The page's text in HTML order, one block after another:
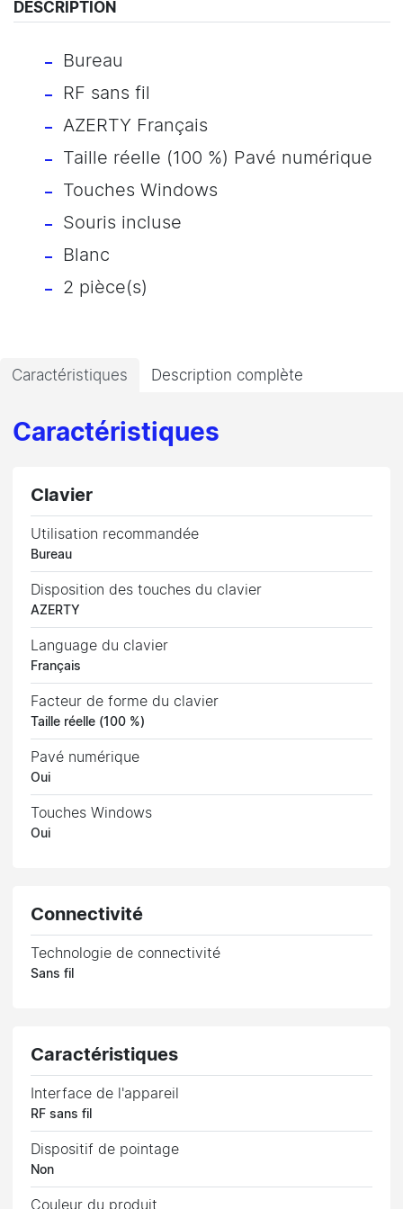
DESCRIPTION
Bureau
RF sans fil
AZERTY Français
Taille réelle (100 %) Pavé numérique
Touches Windows
Souris incluse
Blanc
2 pièce(s)
Caractéristiques Description complète
Caractéristiques
Clavier
Utilisation recommandée
Bureau
Disposition des touches du clavier
AZERTY
Language du clavier
Français
Facteur de forme du clavier
Taille réelle (100 %)
Pavé numérique
Oui
Touches Windows
Oui
Connectivité
Technologie de connectivité
Sans fil
Caractéristiques
Interface de l'appareil
RF sans fil
Dispositif de pointage
Non
Couleur du produit